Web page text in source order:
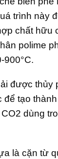
trình này
chất hữu
polime
900°C.
được thủy
để tạo
dùng
là cặn từ